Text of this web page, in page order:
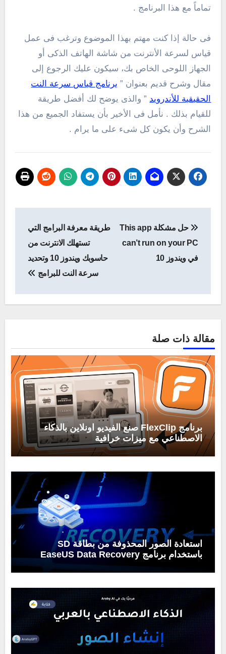
تماماً مع هذا البرنامج .
فى حالة إذا كنت مهتم بهذا الموضوع وترغب فى عمل
قياس لسرعة الأنترنت من شاشة الهاتف الذكى أو
الجهاز اللوحى الخاص بك، سيكون عليك الرجوع إلى
مقال وشرح قديم بعنوان ” برنامج قياس سرعة النت
الحقيقية للأندرويد ” والذى يوضح لك أفضل طريقة
للقيام بذلك . نأمل فى الأخير بأن يستفاد الجميع من هذا
الشرح وأن يكون كل شىء على ما يرام .
المقالات
حل مشكلة This app
can’t run on your PC
في ويندوز 10
طريقة معرفة البرامج التي
تستهلك الانترنت من
حاسوبك ويندوز 10 وتحديد
سرعة النت للبرامج
مقالة ذات صلة
برنامج FlexClip صنع الفيديو اونلاين بالذكاء
الاصطناعي مع ميزات خرافية
استعادة الصور المحذوفة من بطاقة SD
باستخدام برنامج EaseUS Data Recovery